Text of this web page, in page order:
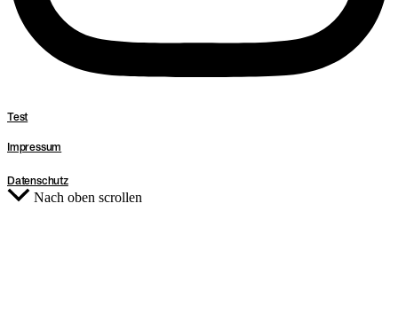
Test
Impressum
Datenschutz
Nach oben scrollen